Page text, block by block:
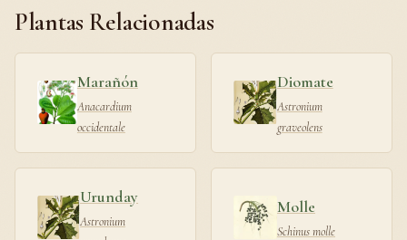
Plantas Relacionadas
Marañón
Anacardium
occidentale
Diomate
Astronium
graveolens
Urunday
Astronium
Molle
Schinus molle